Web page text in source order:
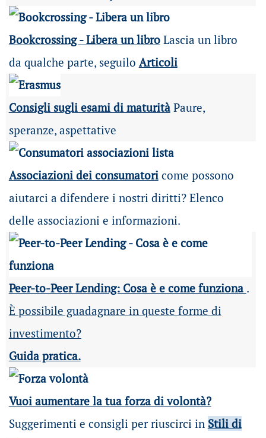
Bookcrossing - Libera un libroLascia un libro
da qualche parte, seguilo Articoli
Consigli sugli esami di maturità Paure,
speranze, aspettative
Associazioni dei consumatoricome possono
aiutarci a difendere i nostri diritti? Elenco
delle associazioni e informazioni.
Peer-to-Peer Lending: Cosa è e come funziona .
È possibile guadagnare in queste forme di
investimento?
Guida pratica.
Vuoi aumentare la tua forza di volontà?
Suggerimenti e consigli per riuscirci in Stili di